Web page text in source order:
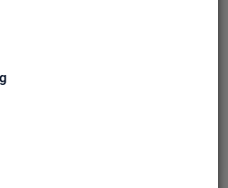
Basisgrundlagen:
Kennzahlensteckbriefe,